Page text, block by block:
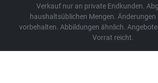
Verkauf nur an private Endkunden.
haushaltsüblichen Mengen.
vorbehalten. Abbildungen ähnlich.
Vorrat reicht.